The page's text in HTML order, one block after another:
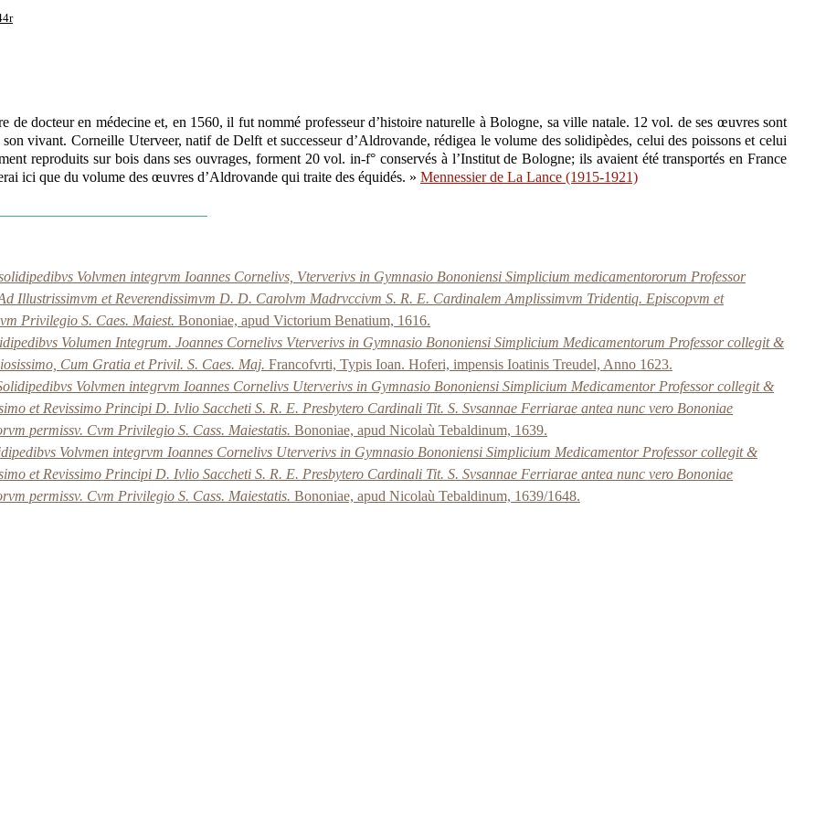
docteur en médecine et, en 1560, il fut nommé professeur d’histoire naturelle à Bologne, sa ville natale. 12 vol. de ses œuvres sont
vivant. Corneille Uterveer, natif de Delft et successeur d’Aldrovande, rédigea le volume des solidipèdes, celui des poissons et celui
reproduits sur bois dans ses ouvrages, forment 20 vol. in-f° conservés à l’Institut de Bologne; ils avaient été transportés en France
ici que du volume des œuvres d’Aldrovande qui traite des équidés. » Mennessier de La Lance (1915-1921)
Volvmen integrvm Ioannes Cornelivs, Vterverivs in Gymnasio Bononiensi Simplicium medicamentororum Professor
Illustrissimvm et Reverendissimvm D. D. Carolvm Madrvccivm S. R. E. Cardinalem Amplissimvm Tridentiq. Episcopvm et
Privilegio S. Caes. Maiest. Bononiae, apud Victorium Benatium, 1616.
Volumen Integrum. Joannes Cornelivs Vterverivs in Gymnasio Bononiensi Simplicium Medicamentorum Professor collegit &
Cum Gratia et Privil. S. Caes. Maj. Francofvrti, Typis Ioan. Hoferi, impensis Ioatinis Treudel, Anno 1623.
Volvmen integrvm Ioannes Cornelivs Uterverivs in Gymnasio Bononiensi Simplicium Medicamentor Professor collegit &
et Revissimo Principi D. Ivlio Saccheti S. R. E. Presbytero Cardinali Tit. S. Svsannae Ferriarae antea nunc vero Bononiae
permissv. Cvm Privilegio S. Cass. Maiestatis. Bononiae, apud Nicolaù Tebaldinum, 1639.
Volvmen integrvm Ioannes Cornelivs Uterverivs in Gymnasio Bononiensi Simplicium Medicamentor Professor collegit &
et Revissimo Principi D. Ivlio Saccheti S. R. E. Presbytero Cardinali Tit. S. Svsannae Ferriarae antea nunc vero Bononiae
permissv. Cvm Privilegio S. Cass. Maiestatis. Bononiae, apud Nicolaù Tebaldinum, 1639/1648.